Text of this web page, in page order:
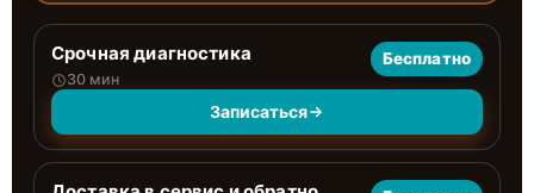
Срочная диагностика
30 мин
Бесплатно
Записаться